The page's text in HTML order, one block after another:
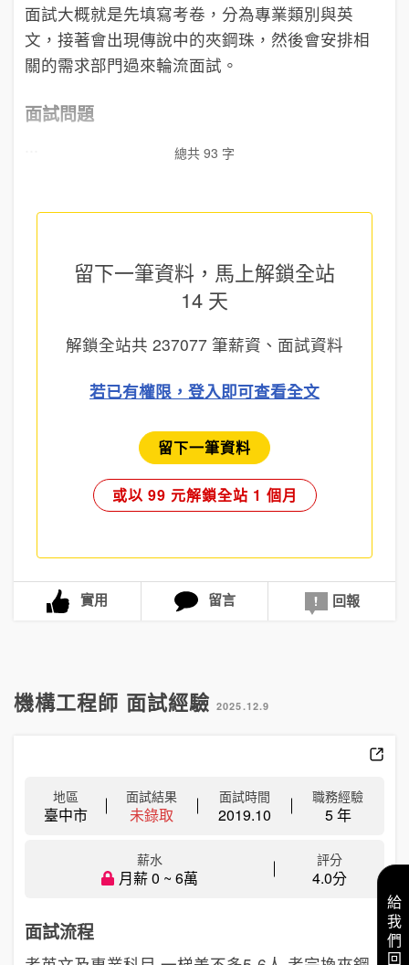
面試大概就是先填寫考卷，分為專業類別與英
文，接著會出現傳說中的夾鋼珠，然後會安排相
關的需求部門過來輪流面試。
面試問題
總共 93 字
留下一筆資料，馬上解鎖全站
14 天
解鎖全站共 237077 筆薪資、面試資料
若已有權限，登入即可查看全文
留下一筆資料
或以 99 元解鎖全站 1 個月
實用 留言 回報
機構工程師 面試經驗 2025.12.9
地區
臺中市
面試結果
未錄取
面試時間
2019.10
職務經驗
5 年
薪水
月薪 0 ~ 6萬
評分
4.0分
面試流程 給我們回饋